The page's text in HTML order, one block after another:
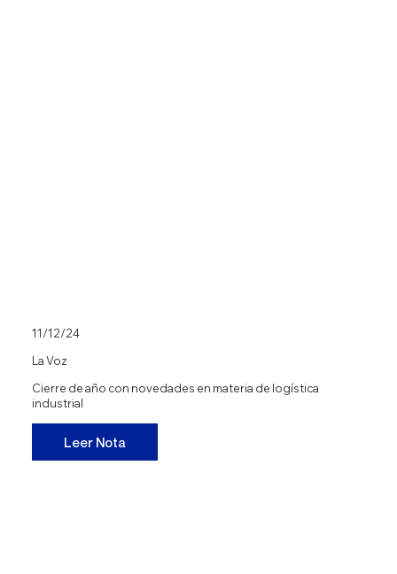
11/12/24
La Voz
Cierre de año con novedades en materia de logística
industrial
Leer Nota